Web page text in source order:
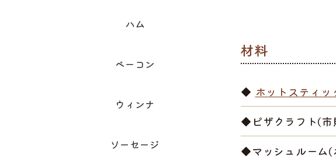
◆ ホットスティッ
◆ピザクラフト(市
◆マッシュルーム(
ハム
ベーコン
ウィンナ
ソーセージ